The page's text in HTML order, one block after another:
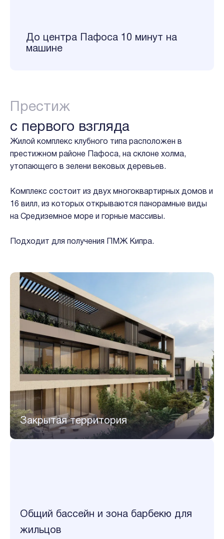
До центра Пафоса 10 минут на
машине
Престиж
с первого взгляда
Жилой комплекс клубного типа расположен в
престижном районе Пафоса, на склоне холма,
утопающего в зелени вековых деревьев.
Комплекс состоит из двух многоквартирных домов и
16 вилл, из которых открываются панорамные виды
на Средиземное море и горные массивы.
Подходит для получения ПМЖ Кипра.
Закрытая территория
Общий бассейн и зона барбекю для
жильцов